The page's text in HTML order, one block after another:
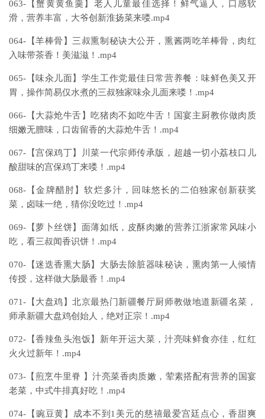
063-【蟹黄黄鱼羹】老人儿童最佳选择！鲜气逼人，口感软
滑，营养丰富，大爷创新淮扬菜来喽.mp4
064-【羊棒骨】三叔熏制秘诀大公开，熏酱两吃羊棒骨，肉红
入味带茶香！美滋滋！.mp4
065-【味汆儿面】学生工作党最佳日常营养餐：味鲜色美又开
胃，操作简易仅水煮的三叔独家味汆儿面来喽！.mp4
066-【大蒜炝牛舌】吃猪肉不如吃牛舌！国宴主厨教你做肉质
细嫩无膻味，口齿留香的大蒜炝牛舌！.mp4
067-【宫保鸡丁】川菜一代宗师传承版，超越一切小荔枝口儿
酸甜味的宫保鸡丁来喽！.mp4
068-【金牌醋肘】软烂多汁，回味悠长的二伯独家创新获奖
菜，卤味一绝，猜你没吃过！.mp4
069-【萝卜丝饼】面薄如纸，皮酥肉嫩的营养江浙家常风味小
吃，看三叔闻香识饼！.mp4
070-【迷迭香熏大肠】大肠去除脏器味秘诀，熏肉第一人倾情
传授，这样做大肠最香！.mp4
071-【大盘鸡】北京最热门新疆餐厅厨师教做地道新疆名菜，
师承新疆大盘鸡创始人，绝对正宗！.mp4
072-【香辣鱼头泡饭】新年开运大菜，汁亮味鲜食亦佳，红红
火火过新年！.mp4
073-【煎烹牛里脊 】汁亮菜香肉质嫩，荤素搭配有营养的国宴
老菜，中式牛排真好吃！.mp4
074-【豌豆黄】成本不到1美元的慈禧最爱宫廷点心，香甜爽